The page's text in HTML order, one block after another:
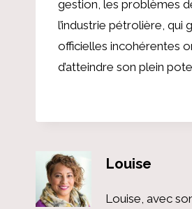
gestion, les problèmes
l’industrie pétrolière, qui
officielles incohérentes
d’atteindre son plein
Louise
Louise, avec